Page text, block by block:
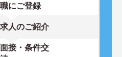
職にご登録
求人のご紹介
面接・条件交